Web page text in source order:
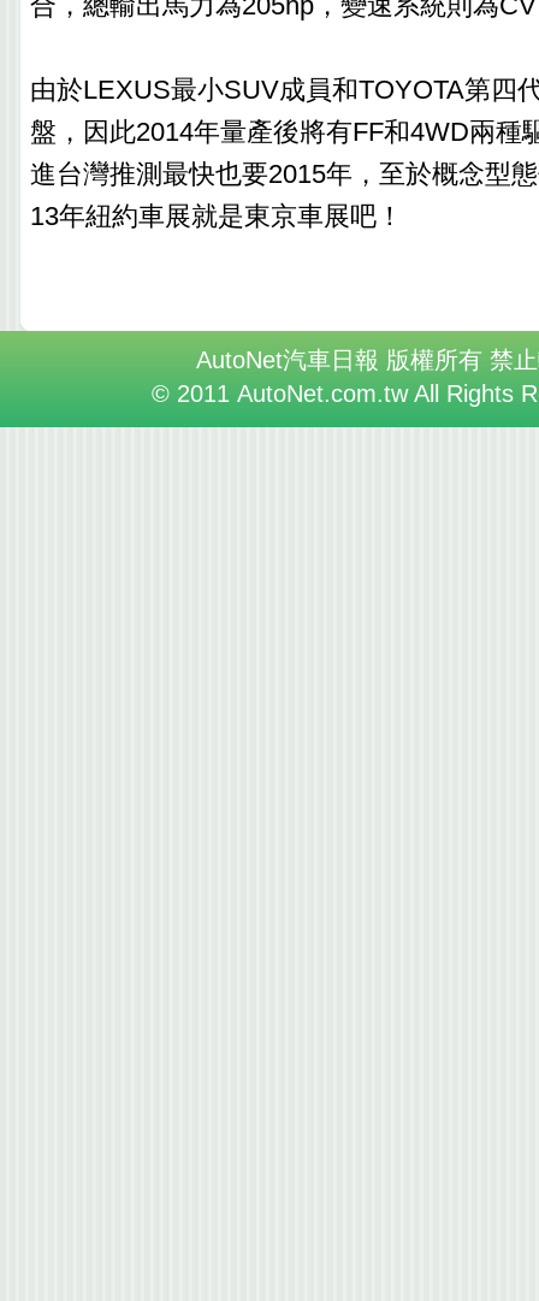
由於LEXUS最小SUV成員和TOYOTA第四
盤，因此2014年量產後將有FF和4WD兩種
進台灣推測最快也要2015年，至於概念型
13年紐約車展就是東京車展吧！
AutoNet汽車日報 版權所有 禁
© 2011 AutoNet.com.tw All Rights